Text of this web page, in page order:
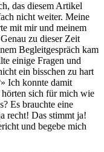
das diesem Artikel
nicht weiter. Meine
mit mir und meinem
zu dieser Zeit
Begleitgespräch kam
einige Fragen und
ein bisschen zu hart
Ich konnte damit
hörten sich für mich wie
Es brauchte eine
recht! Das stimmt ja!
und begebe mich